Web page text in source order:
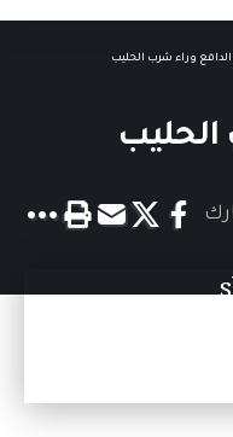
الدافع وراء شرب الحليب
الحليب